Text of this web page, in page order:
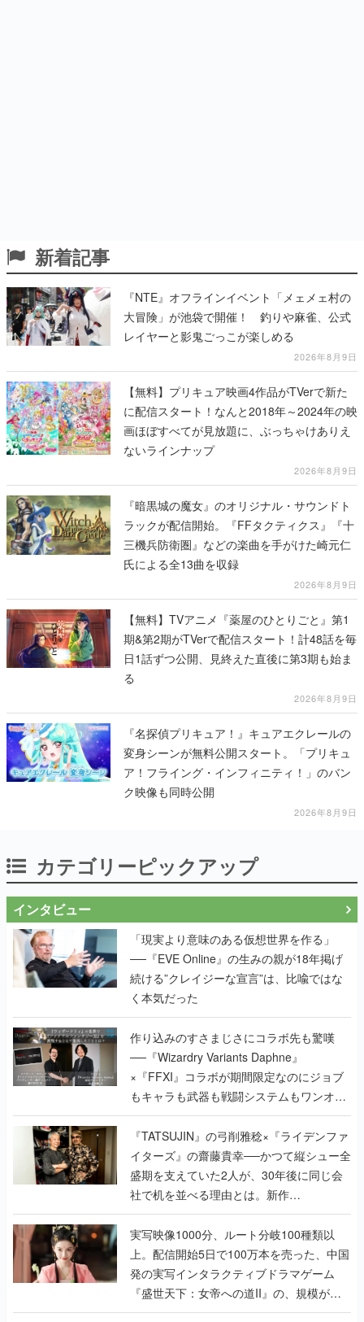
新着記事
『NTE』オフラインイベント「メェメェ村の
大冒険」が池袋で開催！ 釣りや麻雀、公式
レイヤーと影鬼ごっこが楽しめる
2026年8月9日
【無料】プリキュア映画4作品がTVerで新た
に配信スタート！なんと2018年～2024年の映
画ほぼすべてが見放題に、ぶっちゃけありえ
ないラインナップ
2026年8月9日
『暗黒城の魔女』のオリジナル・サウンドト
ラックが配信開始。『FFタクティクス』『十
三機兵防衛圏』などの楽曲を手がけた崎元仁
氏による全13曲を収録
2026年8月9日
【無料】TVアニメ『薬屋のひとりごと』第1
期&第2期がTVerで配信スタート！計48話を毎
日1話ずつ公開、見終えた直後に第3期も始ま
る
2026年8月9日
『名探偵プリキュア！』キュアエクレールの
変身シーンが無料公開スタート。「プリキュ
ア！フライング・インフィニティ！」のバン
ク映像も同時公開
2026年8月9日
カテゴリーピックアップ
インタビュー
「現実より意味のある仮想世界を作る」
──『EVE Online』の生みの親が18年掲げ
続ける”クレイジーな宣言”は、比喩ではな
く本気だった
作り込みのすさまじさにコラボ先も驚嘆
──『Wizardry Variants Daphne』
×『FFXI』コラボが期間限定なのにジョブ
もキャラも武器も戦闘システムもワンオフ
で作り込まれた理由を両ディレクターに聞
く
『TATSUJIN』の弓削雅稔×『ライデンファ
イターズ』の齋藤貴幸──かつて縦シュー全
盛期を支えていた2人が、30年後に同じ会
社で机を並べる理由とは。新作
『TATSUJIN EXTREME』で初タッグを組
んだレジェンド2人に訊く開発秘話
実写映像1000分、ルート分岐100種類以
上。配信開始5日で100万本を売った、中国
発の実写インタラクティブドラマゲーム
『盛世天下：女帝への道II』の、規模が違
うこだわりをプロデューサーに聞いた